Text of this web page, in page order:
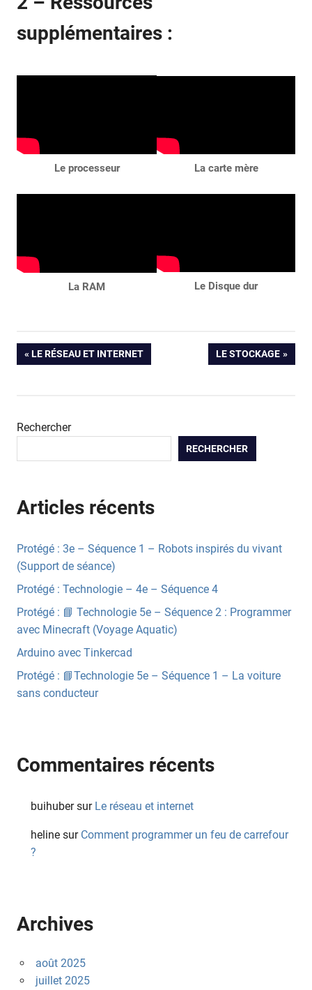
supplémentaires :
Le processeur
La RAM
La carte mère
Le Disque dur
Navigation
l’article
PREVIOUS
POST:
LE RÉSEAU ET INTERNET
NEXT
POST:
LE STOCKAGE
Rechercher
RECHERCHER
Articles récents
Protégé : 3e – Séquence 1 – Robots inspirés du vivant
(Support de séance)
Protégé : Technologie – 4e – Séquence 4
Protégé : 📘 Technologie 5e – Séquence 2 : Programmer
avec Minecraft (Voyage Aquatic)
Arduino avec Tinkercad
Protégé : 📘Technologie 5e – Séquence 1 – La voiture
sans conducteur
Commentaires récents
buihubersur Le réseau et internet
heline sur Comment programmer un feu de carrefour
?
Archives
août 2025
juillet 2025